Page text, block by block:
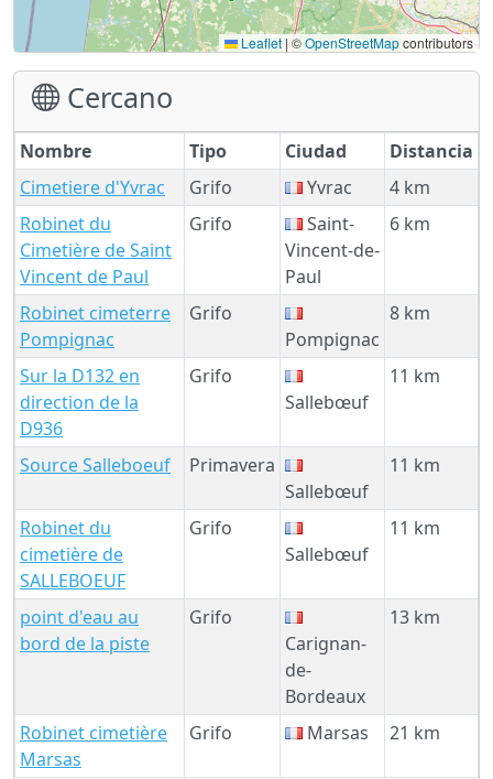
Leaflet | ©OpenStreetMapcontributors
Cercano
Nombre Tipo Ciudad
Distancia
Cimetiere d'Yvrac
Grifo Yvrac
4 km
Robinet du
Cimetière de Saint
Vincent de Paul
Grifo
Saint-
Vincent-de-
Paul
6 km
Robinet cimeterre
Pompignac
Grifo
Pompignac
8 km
Sur la D132 en
direction de la
D936
Grifo
Sallebœuf
11 km
Source Salleboeuf
Primavera
Sallebœuf
11 km
Robinet du
cimetière de
SALLEBOEUF
Grifo
Sallebœuf
11 km
point d'eau au
bord de la piste
Grifo
Carignan-
de-
Bordeaux
13 km
Robinet cimetière
Marsas
Grifo Marsas 21 km